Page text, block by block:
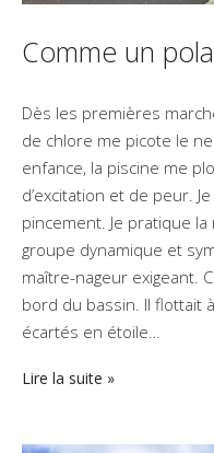
Comme un
Dès les premières
de chlore me picote le
enfance, la piscine me
d’excitation et de peur.
pincement. Je pratique
groupe dynamique et
maître-nageur exigeant.
bord du bassin. Il flottait
écartés en étoile…
Lire la suite